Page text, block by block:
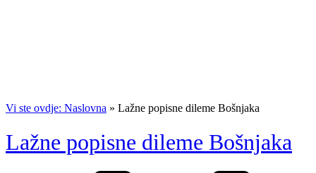
Vi ste ovdje: Naslovna » Lažne popisne dileme Bošnjaka
Lažne popisne dileme Bošnjaka